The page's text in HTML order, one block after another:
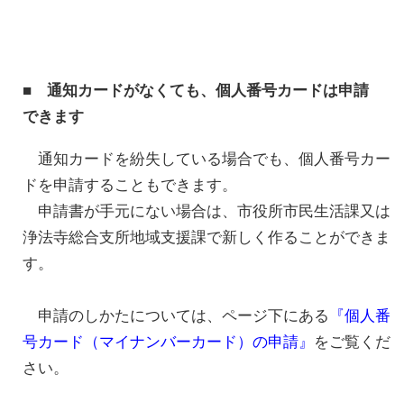
■ 通知カードがなくても、個人番号カードは申請
できます
通知カードを紛失している場合でも、個人番号カー
ドを申請することもできます。
申請書が手元にない場合は、市役所市民生活課又は
浄法寺総合支所地域支援課で新しく作ることができま
す。
申請のしかたについては、ページ下にある 『個人番
号カード（マイナンバーカード）の申請』 をご覧くだ
さい。